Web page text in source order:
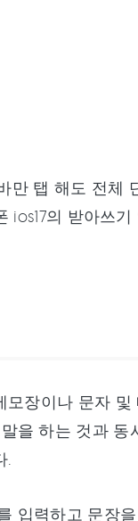
만 탭 해도 전체
의 받아쓰
장이나 문자
을 하는 것과 동
.
입력하고 문장